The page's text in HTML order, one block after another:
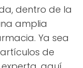
dentro de la
amplia
Ya sea
de